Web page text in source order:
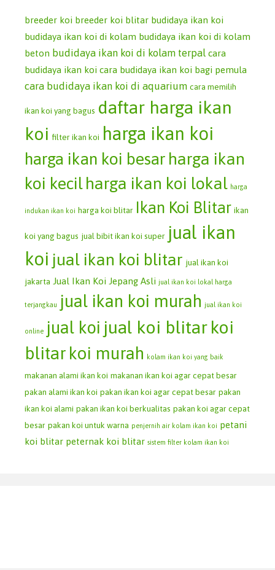
breeder koi breeder koi blitar budidaya ikan koi
budidaya ikan koi di kolam budidaya ikan koi di kolam
beton budidaya ikan koi di kolam terpal cara
budidaya ikan koi cara budidaya ikan koi bagi pemula
cara budidaya ikan koi di aquarium cara memilih
ikan koi yang bagus daftar harga ikan
koi filter ikan koi harga ikan koi
harga ikan koi besar harga ikan
koi kecilharga ikan koi lokal harga
indukan ikan koi harga koi blitar Ikan Koi Blitar ikan
koi yang bagus jual bibit ikan koi super jual ikan
koi jual ikan koi blitar jual ikan koi
jakarta Jual Ikan Koi Jepang Asli jual ikan koi lokal harga
terjangkau jual ikan koi murah jual ikan koi
online jual koi jual koi blitar koi
blitar koi murah kolam ikan koi yang baik
makanan alami ikan koi makanan ikan koi agar cepat besar
pakan alami ikan koi pakan ikan koi agar cepat besar pakan
ikan koi alami pakan ikan koi berkualitas pakan koi agar cepat
besar pakan koi untuk warna penjernih air kolam ikan koi petani
koi blitar peternak koi blitar sistem filter kolam ikan koi